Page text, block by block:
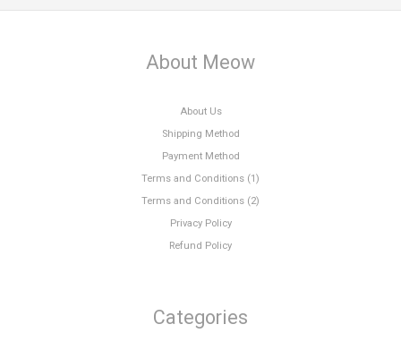
About Meow
About Us
Shipping Method
Payment Method
Terms and Conditions (1)
Terms and Conditions (2)
Privacy Policy
Refund Policy
Categories